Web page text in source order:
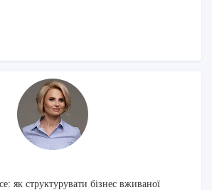
як структурувати бізнес вживаної